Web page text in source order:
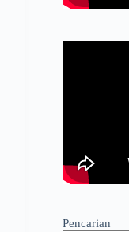
Pencarian